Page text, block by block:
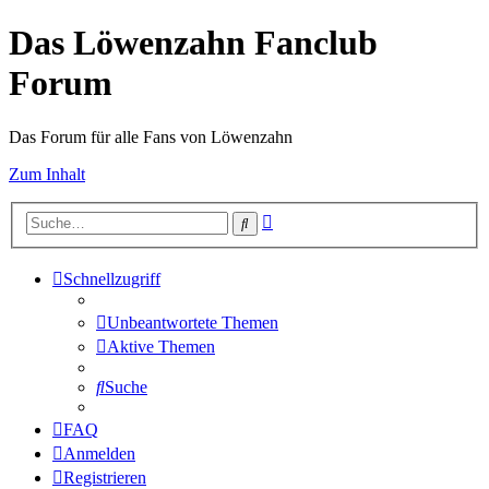
Das Löwenzahn Fanclub
Forum
Das Forum für alle Fans von Löwenzahn
Zum Inhalt
Suche
Schnellzugriff
Unbeantwortete Themen
Aktive Themen
Suche
FAQ
Anmelden
Registrieren